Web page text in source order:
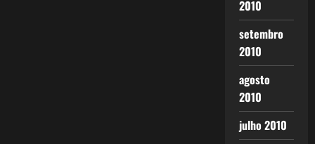
2010
setembro
2010
agosto
2010
julho 2010